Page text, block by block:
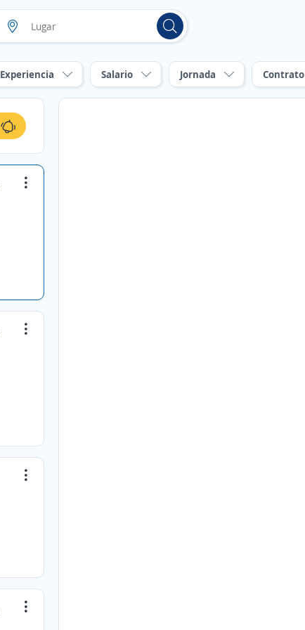
Experiencia Salario Jornada Contrato